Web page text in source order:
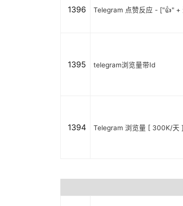
1396 Telegram 点赞反应 - ["👍" +
1395 telegram浏览量带Id
1394 Telegram 浏览量 [ 300K/天 ]